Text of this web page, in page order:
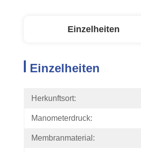
Einzelheiten
Einzelheiten
Herkunftsort:
Manometerdruck:
Membranmaterial: